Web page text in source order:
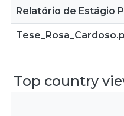
Relatório de Estágio
Top country